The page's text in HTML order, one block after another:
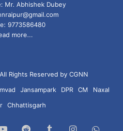
Mr. Abhishek Dubey
9773586480
more...
Rights Reserved by CGNN
Jansampark DPR CM
Naxal
Chhattisgarh
YouTubeReddit TumblrInstagram